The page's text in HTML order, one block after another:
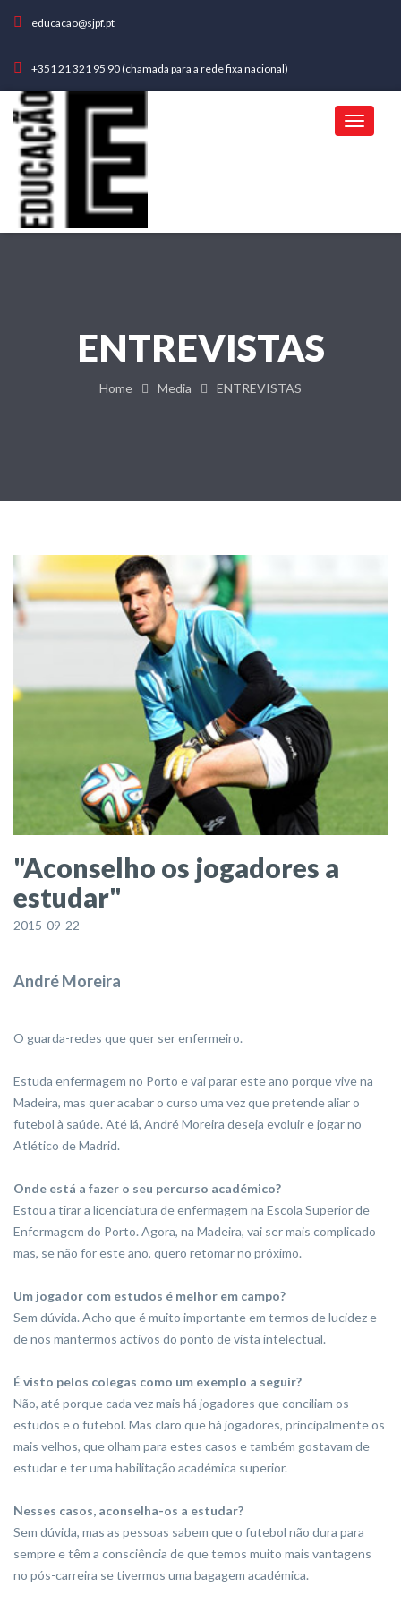
educacao@sjpf.pt
+351 21 321 95 90 (chamada para a rede fixa nacional)
ENTREVISTAS
Home Media ENTREVISTAS
"Aconselho os jogadores a
estudar"
2015-09-22
André Moreira
O guarda-redes que quer ser enfermeiro.
Estuda enfermagem no Porto e vai parar este ano porque vive na
Madeira, mas quer acabar o curso uma vez que pretende aliar o
futebol à saúde. Até lá, André Moreira deseja evoluir e jogar no
Atlético de Madrid.
Onde está a fazer o seu percurso académico?
Estou a tirar a licenciatura de enfermagem na Escola Superior de
Enfermagem do Porto. Agora, na Madeira, vai ser mais com­plicado
mas, se não for este ano, quero retomar no próximo.
Um jogador com estudos é melhor em campo?
Sem dúvida. Acho que é muito importante em termos de luci­dez e
de nos mantermos activos do ponto de vista intelectual.
É visto pelos colegas como um exemplo a seguir?
Não, até porque cada vez mais há jogadores que conciliam os
estudos e o futebol. Mas claro que há jogadores, principalmen­te os
mais velhos, que olham para estes casos e também gos­tavam de
estudar e ter uma habilitação académica superior.
Nesses casos, aconselha-os a estudar?
Sem dúvida, mas as pessoas sabem que o futebol não dura para
sempre e têm a consciência de que temos muito mais van­tagens
no pós-carreira se tivermos uma bagagem académica.